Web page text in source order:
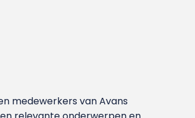
medewerkers van Avans